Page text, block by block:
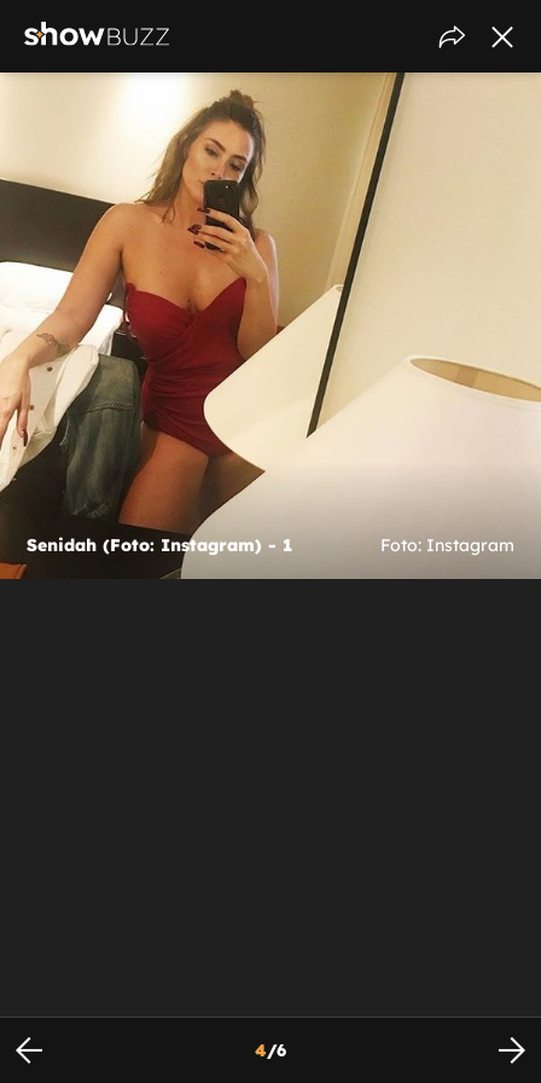
Senidah (Foto: Instagram) - 1 Foto: Instagram
4/6